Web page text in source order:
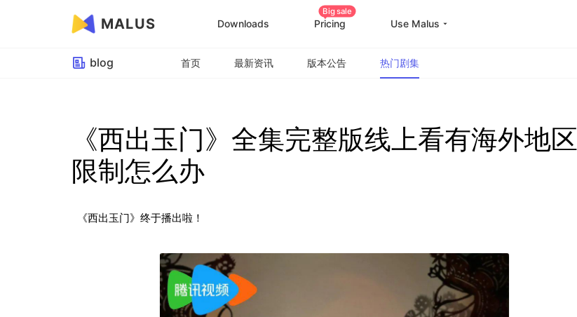
MALUS Downloads Pricing
Big sale
Use Malus
blog 首页 最新资讯 版本公告 热门剧集
《西出玉门》全集完整版线上看有海外地区
限制怎么办
《西出玉门》终于播出啦！